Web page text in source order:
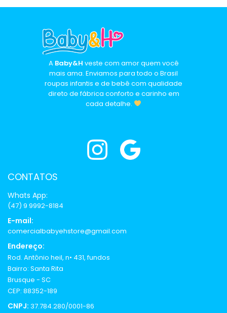
A Baby&H veste com amor quem você
mais ama. Enviamos para todo o Brasil
roupas infantis e de bebê com qualidade
direto de fábrica conforto e carinho em
cada detalhe.
CONTATOS
Whats App:
(47) 9 9992-8184
E-mail:
comercialbabyehstore@gmail.com
Endereço:
Rod. Antônio heil, n• 431, fundos
Bairro: Santa Rita
Brusque - SC
CEP: 88352-189
CNPJ: 37.784.280/0001-86